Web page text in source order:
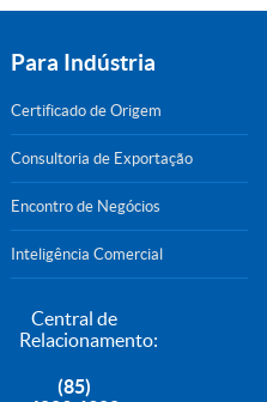
Para Indústria
Certificado de Origem
Consultoria de Exportação
Encontro de Negócios
Inteligência Comercial
Central de
Relacionamento:
(85)